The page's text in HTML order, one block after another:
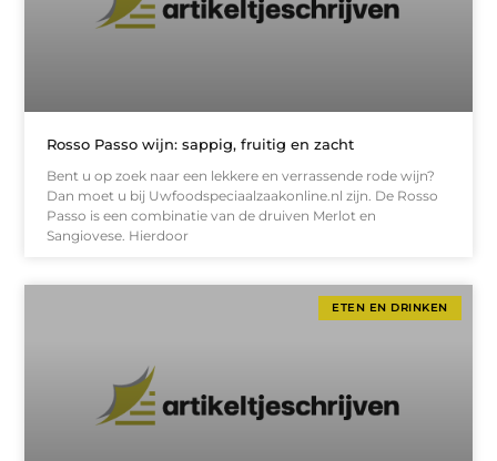
Rosso Passo wijn: sappig, fruitig en zacht
Bent u op zoek naar een lekkere en verrassende rode wijn?
Dan moet u bij Uwfoodspeciaalzaakonline.nl zijn. De Rosso
Passo is een combinatie van de druiven Merlot en
Sangiovese. Hierdoor
ETEN EN DRINKEN